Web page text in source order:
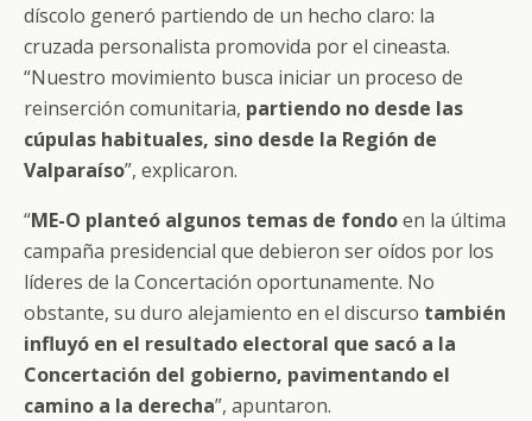
díscolo generó partiendo de un hecho claro: la
cruzada personalista promovida por el cineasta.
“Nuestro movimiento busca iniciar un proceso de
reinserción comunitaria, partiendo no desde las
cúpulas habituales, sino desde la Región de
Valparaíso”, explicaron.
“ME-O planteó algunos temas de fondoen la última
campaña presidencial que debieron ser oídos por los
líderes de la Concertación oportunamente. No
obstante, su duro alejamiento en el discurso también
influyó en el resultado electoral que sacó a la
Concertación del gobierno, pavimentando el
camino a la derecha”, apuntaron.